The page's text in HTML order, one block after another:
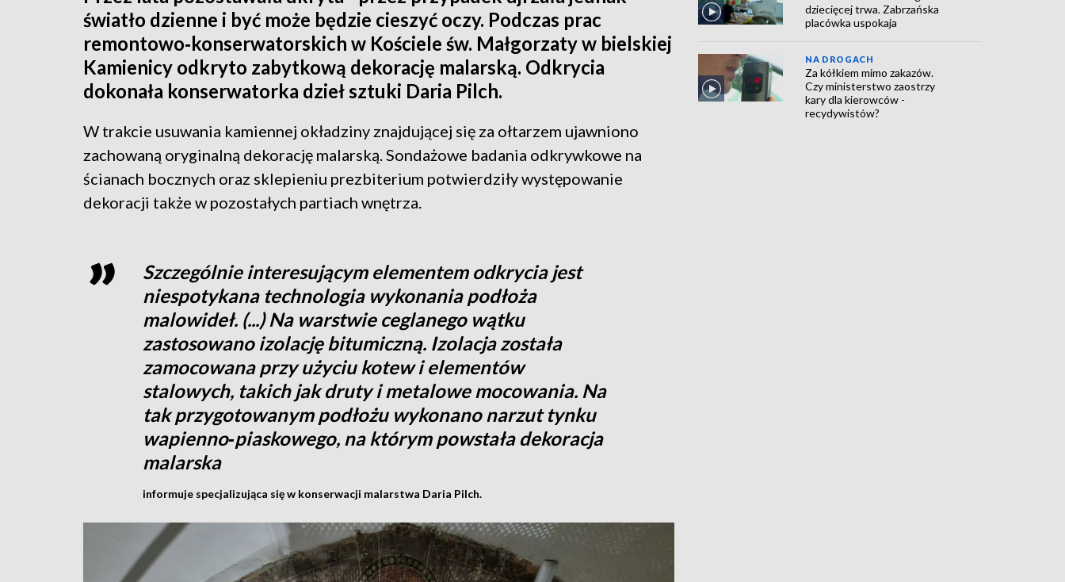
światło dzienne i być może będzie cieszyć oczy. Podczas prac
remontowo‑konserwatorskich w Kościele św. Małgorzaty w bielskiej
Kamienicy odkryto zabytkową dekorację malarską. Odkrycia
dokonała konserwatorka dzieł sztuki Daria Pilch.
W trakcie usuwania kamiennej okładziny znajdującej się za ołtarzem ujawniono
zachowaną oryginalną dekorację malarską. Sondażowe badania odkrywkowe na
ścianach bocznych oraz sklepieniu prezbiterium potwierdziły występowanie
dekoracji także w pozostałych partiach wnętrza.
Szczególnie interesującym elementem odkrycia jest
niespotykana technologia wykonania podłoża
malowideł. (...) Na warstwie ceglanego wątku
zastosowano izolację bitumiczną. Izolacja została
zamocowana przy użyciu kotew i elementów
stalowych, takich jak druty i metalowe mocowania. Na
tak przygotowanym podłożu wykonano narzut tynku
wapienno‑piaskowego, na którym powstała dekoracja
malarska
informuje specjalizująca się w konserwacji malarstwa Daria Pilch.
dziecięcej trwa. Zabrzańska
placówka uspokaja
NA DROGACH
Za kółkiem mimo zakazów.
Czy ministerstwo zaostrzy
kary dla kierowców -
recydywistów?